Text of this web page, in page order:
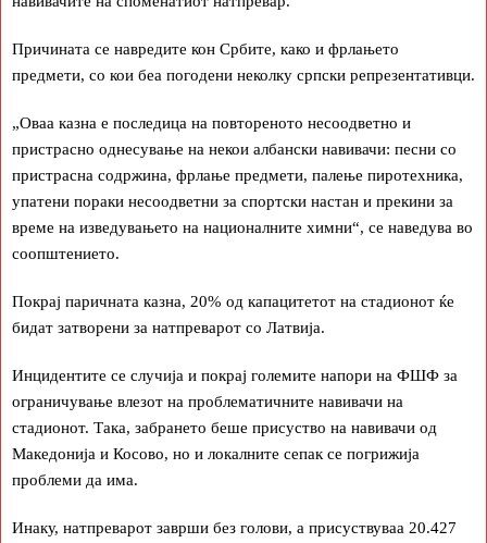
Причината се навредите кон Србите, како и фрлањето
предмети, со кои беа погодени неколку српски репрезентативци.
„Оваа казна е последица на повтореното несоодветно и
пристрасно однесување на некои албански навивачи: песни со
пристрасна содржина, фрлање предмети, палење пиротехника,
упатени пораки несоодветни за спортски настан и прекини за
време на изведувањето на националните химни“, се наведува во
соопштението.
Покрај паричната казна, 20% од капацитетот на стадионот ќе
бидат затворени за натпреварот со Латвија.
Инцидентите се случија и покрај големите напори на ФШФ за
ограничување влезот на проблематичните навивачи на
стадионот. Така, забрането беше присуство на навивачи од
Македонија и Косово, но и локалните сепак се погрижија
проблеми да има.
Инаку, натпреварот заврши без голови, а присуствуваа 20.427